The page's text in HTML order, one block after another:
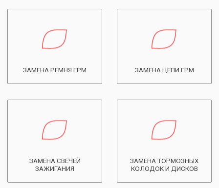
ЗАМЕНА РЕМНЯ ГРМ ЗАМЕНА ЦЕПИ ГРМ
ЗАМЕНА СВЕЧЕЙ
ЗАЖИГАНИЯ
ЗАМЕНА ТОРМОЗНЫХ
КОЛОДОК И ДИСКОВ